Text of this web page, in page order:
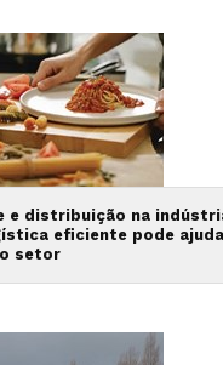
e distribuição na
eficiente pode
setor